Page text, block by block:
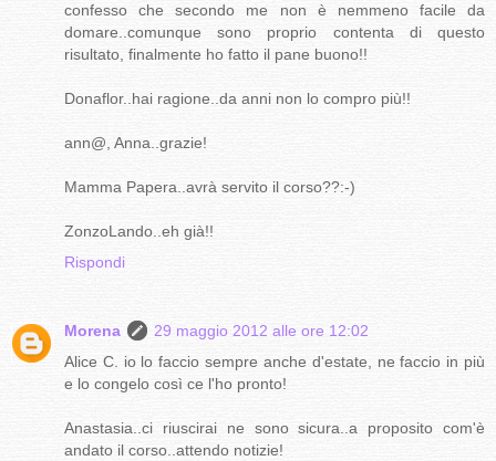
confesso che secondo me non è nemmeno facile da
domare..comunque sono proprio contenta di questo
risultato, finalmente ho fatto il pane buono!!
Donaflor..hai ragione..da anni non lo compro più!!
ann@, Anna..grazie!
Mamma Papera..avrà servito il corso??:-)
ZonzoLando..eh già!!
Rispondi
Morena
29 maggio 2012 alle ore 12:02
Alice C. io lo faccio sempre anche d'estate, ne faccio in più
e lo congelo così ce l'ho pronto!
Anastasia..ci riuscirai ne sono sicura..a proposito com'è
andato il corso..attendo notizie!